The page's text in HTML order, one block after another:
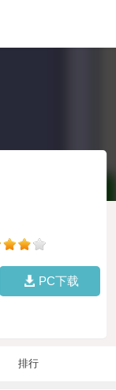
PC下载
排行